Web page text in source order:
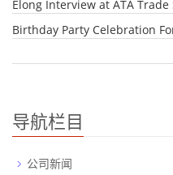
Elong Interview at ATA Trade
Birthday Party Celebration
导航栏目
公司新闻